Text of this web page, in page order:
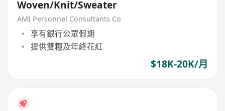
Woven/Knit/Sweater
AMI Personnel Consultants Co
享有銀行公眾假期
提供雙糧及年終花紅
$18K-20K/月